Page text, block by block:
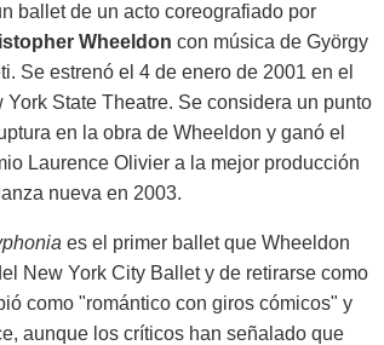
ballet de un acto coreografiado por
Wheeldon con música de György
Se estrenó el 4 de enero de 2001 en el
York State Theatre. Se considera un punto
en la obra de Wheeldon y ganó el
Laurence Olivier a la mejor producción
nueva en 2003.
es el primer ballet que Wheeldon
New York City Ballet y de retirarse como
como "romántico con giros cómicos" y
aunque los críticos han señalado que